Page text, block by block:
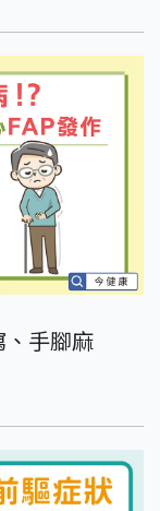
手腳麻